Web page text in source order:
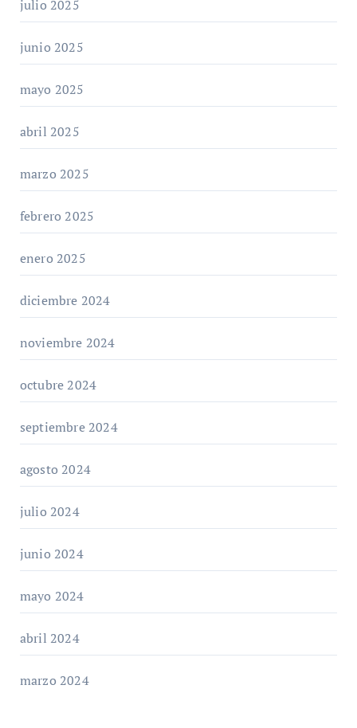
julio 2025
junio 2025
mayo 2025
abril 2025
marzo 2025
febrero 2025
enero 2025
diciembre 2024
noviembre 2024
octubre 2024
septiembre 2024
agosto 2024
julio 2024
junio 2024
mayo 2024
abril 2024
marzo 2024